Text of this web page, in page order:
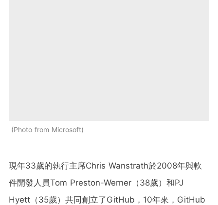
Photo from Microsoft
現年33歲的執行主席Chris Wanstrath於2008年與軟
件開發人員Tom Preston-Werner（38歲）和PJ
Hyett（35歲）共同創立了GitHub，10年來，GitHub